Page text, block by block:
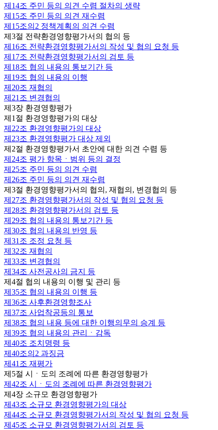
제14조 주민 등의 의견 수렴 절차의 생략
제15조 주민 등의 의견 재수렴
제15조의2 정책계획의 의견 수렴
제3절 전략환경영향평가서의 협의 등
제16조 전략환경영향평가서의 작성 및 협의 요청 등
제17조 전략환경영향평가서의 검토 등
제18조 협의 내용의 통보기간 등
제19조 협의 내용의 이행
제20조 재협의
제21조 변경협의
제3장 환경영향평가
제1절 환경영향평가의 대상
제22조 환경영향평가의 대상
제23조 환경영향평가 대상 제외
제2절 환경영향평가서 초안에 대한 의견 수렴 등
제24조 평가 항목ㆍ범위 등의 결정
제25조 주민 등의 의견 수렴
제26조 주민 등의 의견 재수렴
제3절 환경영향평가서의 협의, 재협의, 변경협의 등
제27조 환경영향평가서의 작성 및 협의 요청 등
제28조 환경영향평가서의 검토 등
제29조 협의 내용의 통보기간 등
제30조 협의 내용의 반영 등
제31조 조정 요청 등
제32조 재협의
제33조 변경협의
제34조 사전공사의 금지 등
제4절 협의 내용의 이행 및 관리 등
제35조 협의 내용의 이행 등
제36조 사후환경영향조사
제37조 사업착공등의 통보
제38조 협의 내용 등에 대한 이행의무의 승계 등
제39조 협의 내용의 관리ㆍ감독
제40조 조치명령 등
제40조의2 과징금
제41조 재평가
제5절 시ㆍ도의 조례에 따른 환경영향평가
제42조 시ㆍ도의 조례에 따른 환경영향평가
제4장 소규모 환경영향평가
제43조 소규모 환경영향평가의 대상
제44조 소규모 환경영향평가서의 작성 및 협의 요청 등
제45조 소규모 환경영향평가서의 검토 등